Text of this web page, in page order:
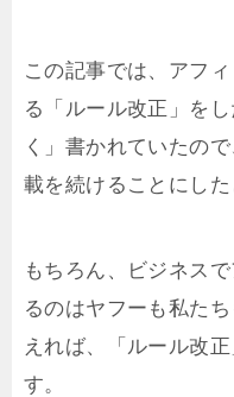
この記事では、アフ
る「ルール改正」を
く」書かれていたの
載を続けることにした
もちろん、ビジネス
るのはヤフーも私た
えれば、「ルール改
す。